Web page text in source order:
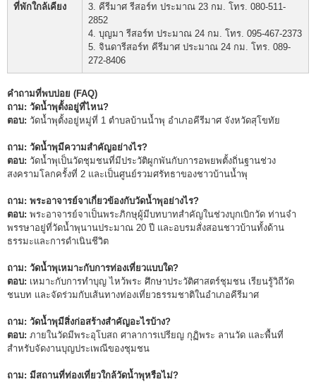
ที่พักใกล้เคียง
3. คีรีมาศ รีสอร์ท ประมาณ 23 กม. โทร. 080-511-
2852
4. บุญมา รีสอร์ท ประมาณ 24 กม. โทร. 095-467-2373
5. จินดารีสอร์ท คีรีมาศ ประมาณ 24 กม. โทร. 089-
272-8406
คำถามที่พบบ่อย (FAQ)
ถาม: วัดน้ำพุตั้งอยู่ที่ไหน?
ตอบ: วัดน้ำพุตั้งอยู่หมู่ที่ 1 ตำบลบ้านน้ำพุ อำเภอคีรีมาศ จังหวัดสุโขทัย
ถาม: วัดน้ำพุมีความสำคัญอย่างไร?
ตอบ: วัดน้ำพุเป็นวัดชุมชนที่มีประวัติผูกพันกับการอพยพตั้งถิ่นฐานช่วง
สงครามโลกครั้งที่ 2 และเป็นศูนย์รวมศรัทธาของชาวบ้านน้ำพุ
ถาม: พระอาจารย์จาเกี่ยวข้องกับวัดน้ำพุอย่างไร?
ตอบ: พระอาจารย์จาเป็นพระภิกษุผู้มีบทบาทสำคัญในช่วงบุกเบิกวัด ท่านจำ
พรรษาอยู่ที่วัดน้ำพุนานประมาณ 20 ปี และอบรมสั่งสอนชาวบ้านทั้งด้าน
ธรรมะและการดำเนินชีวิต
ถาม: วัดน้ำพุเหมาะกับการท่องเที่ยวแบบใด?
ตอบ: เหมาะกับการทำบุญ ไหว้พระ ศึกษาประวัติศาสตร์ชุมชน เรียนรู้วิถีวัด
ชนบท และจัดร่วมกับเส้นทางท่องเที่ยวธรรมชาติในอำเภอคีรีมาศ
ถาม: วัดน้ำพุมีสิ่งก่อสร้างสำคัญอะไรบ้าง?
ตอบ: ภายในวัดมีพระอุโบสถ ศาลาการเปรียญ กุฏิพระ ลานวัด และพื้นที่
สำหรับจัดงานบุญประเพณีของชุมชน
ถาม: มีสถานที่ท่องเที่ยวใกล้วัดน้ำพุหรือไม่?